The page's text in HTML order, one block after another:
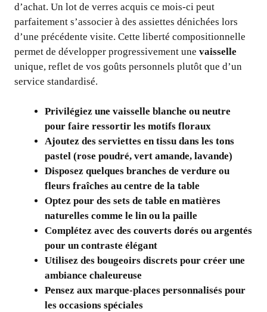
d’achat. Un lot de verres acquis ce mois-ci peut
parfaitement s’associer à des assiettes dénichées lors
d’une précédente visite. Cette liberté compositionnelle
permet de développer progressivement une vaisselle
unique, reflet de vos goûts personnels plutôt que d’un
service standardisé.
Privilégiez une vaisselle blanche ou neutre
pour faire ressortir les motifs floraux
Ajoutez des serviettes en tissu dans les tons
pastel (rose poudré, vert amande, lavande)
Disposez quelques branches de verdure ou
fleurs fraîches au centre de la table
Optez pour des sets de table en matières
naturelles comme le lin ou la paille
Complétez avec des couverts dorés ou argentés
pour un contraste élégant
Utilisez des bougeoirs discrets pour créer une
ambiance chaleureuse
Pensez aux marque-places personnalisés pour
les occasions spéciales